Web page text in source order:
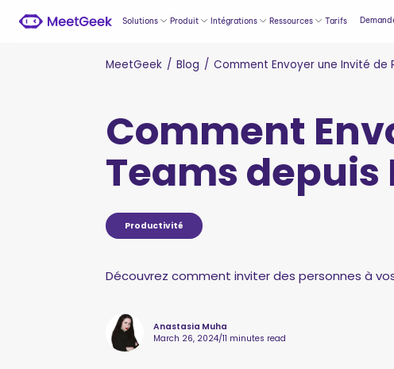
Solutions Produit Intégrations Ressources Tarifs
MeetGeek / Blog / Comment Envoyer une Invité de
Comment
Teams
Productivité
Découvrez comment inviter des personnes à
Anastasia Muha
March 26, 2024/11 minutes read